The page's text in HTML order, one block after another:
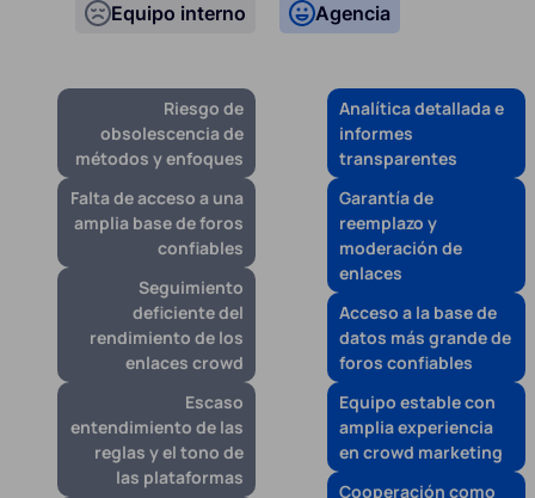
Equipo interno
Riesgo de
obsolescencia de
métodos y enfoques
Falta de acceso a una
amplia base de foros
confiables
Seguimiento
deficiente del
rendimiento de los
enlaces crowd
Escaso
entendimiento de las
reglas y el tono de
las plataformas
Agencia
Analítica detallada e
informes
transparentes
Garantía de
reemplazo y
moderación de
enlaces
Acceso a la base de
datos más grande de
foros confiables
Equipo estable con
amplia experiencia
en crowd marketing
Cooperación como